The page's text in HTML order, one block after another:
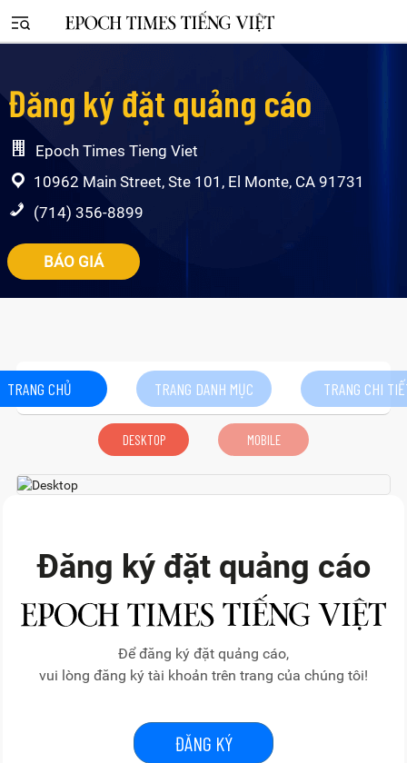
Đăng ký đặt quảng cáo
Epoch Times Tieng Viet
10962 Main Street, Ste 101, El Monte, CA 91731
(714) 356-8899
BÁO GIÁ
TRANG CHỦ TRANG DANH MỤC TRANG CHI
DESKTOP MOBILE
Đăng ký đặt quảng cáo
Để đăng ký đặt quảng cáo,
vui lòng đăng ký tài khoản trên trang của chúng tôi!
ĐĂNG KÝ